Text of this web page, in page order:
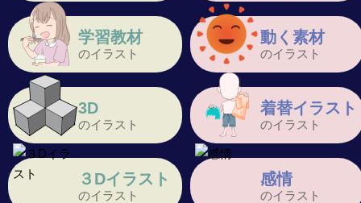
学習教材
のイラスト
動く素材
のイラスト
3D
のイラスト
着替イラスト
のイラスト
３Dイラスト
のイラスト
感情
のイラスト